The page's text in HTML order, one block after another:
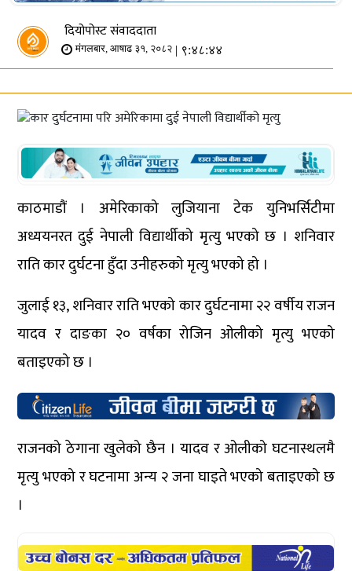
दियोपोस्ट संवाददाता
मंगलबार, आषाढ ३१, २०८२ | ९:४८:४४
काठमाडौं । अमेरिकाको लुजियाना टेक युनिभर्सिटीमा
अध्ययनरत दुई नेपाली विद्यार्थीको मृत्यु भएको छ । शनिवार
राति कार दुर्घटना हुँदा उनीहरुको मृत्यु भएको हो ।
जुलाई १३, शनिवार राति भएको कार दुर्घटनामा २२ वर्षीय राजन
यादव र दाङका २० वर्षका रोजिन ओलीको मृत्यु भएको
बताइएको छ ।
राजनको ठेगाना खुलेको छैन । यादव र ओलीको घटनास्थलमै
मृत्यु भएको र घटनामा अन्य २ जना घाइते भएको बताइएको छ
।